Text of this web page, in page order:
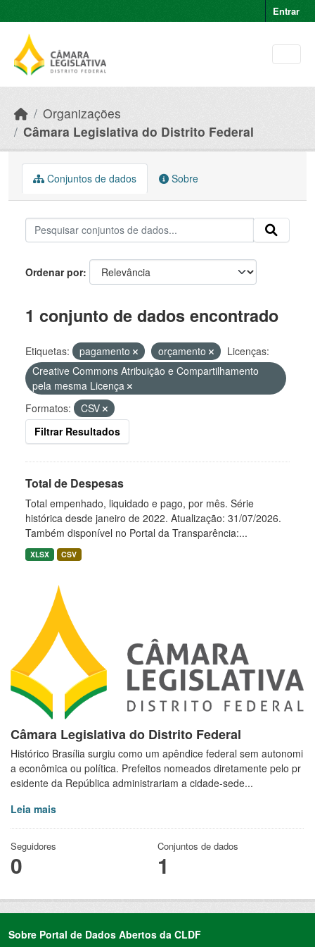
Entrar
Organizações
Câmara Legislativa do Distrito Federal
Câmara Legislativa do Distrito Federal
Histórico Brasília surgiu como um apêndice federal sem autonomi
a econômica ou política. Prefeitos nomeados diretamente pelo pr
esidente da República administrariam a cidade-sede...
Leia mais
Seguidores
0
Conjuntos de dados
1
Conjuntos de dados Sobre
Ordenar por
1 conjunto de dados encontrado
Etiquetas: pagamento orçamento
Licenças:
Creative Commons Atribuição e Compartilhamento
pela mesma Licença
Formatos:
CSV
Filtrar Resultados
Total de Despesas
Total empenhado, liquidado e pago, por mês. Série
histórica desde janeiro de 2022. Atualização: 31/07/2026.
Também disponível no Portal da Transparência:...
XLSX CSV
Sobre Portal de Dados Abertos da CLDF